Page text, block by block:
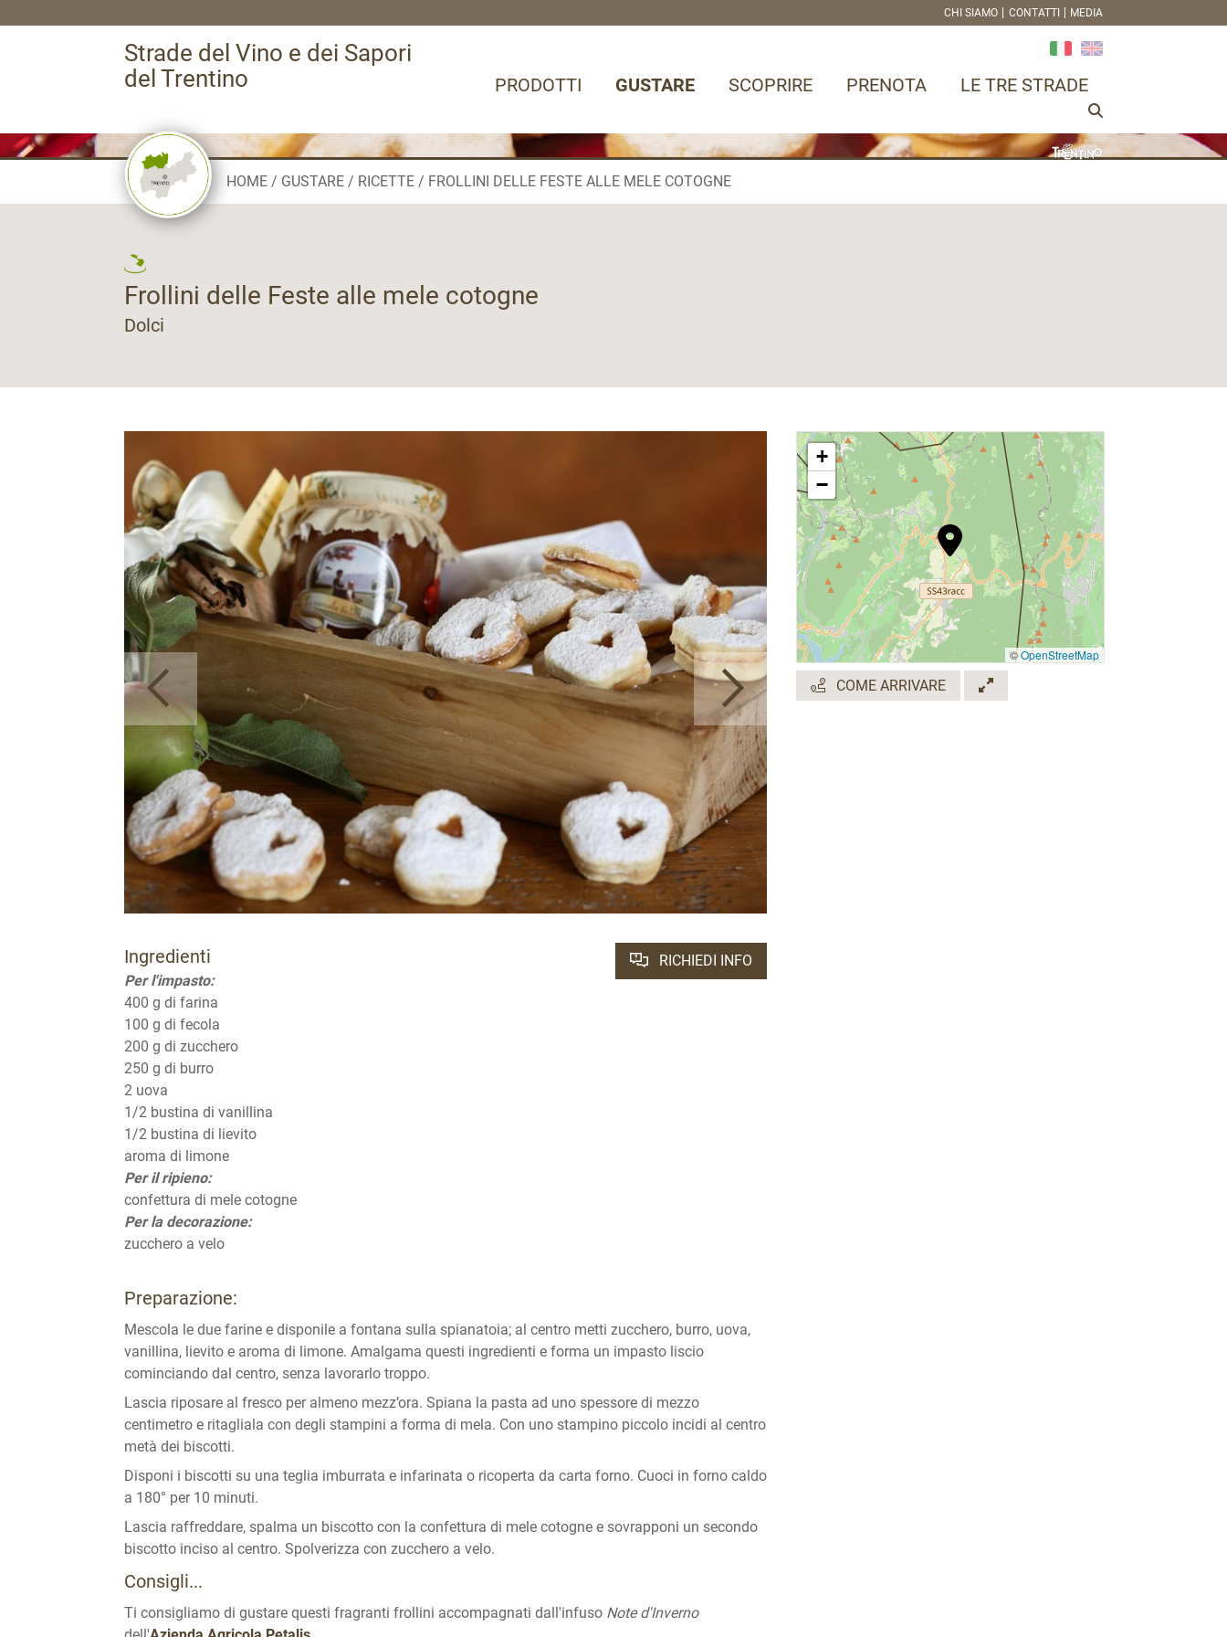
CHI SIAMO CONTATTI MEDIA
Strade del Vino e dei Sapori
del Trentino
PRODOTTI GUSTARE SCOPRIRE PRENOTA LE TRE STRADE
HOME GUSTARE RICETTE FROLLINI DELLE FESTE ALLE MELE COTOGNE
Frollini delle Feste alle mele cotogne
Dolci
Ingredienti
Per l'impasto:
400 g di farina
100 g di fecola
200 g di zucchero
250 g di burro
2 uova
1/2 bustina di vanillina
1/2 bustina di lievito
aroma di limone
Per il ripieno:
confettura di mele cotogne
Per la decorazione:
zucchero a velo
RICHIEDI INFO
Preparazione:
Mescola le due farine e disponile a fontana sulla spianatoia; al centro metti zucchero, burro, uova,
vanillina, lievito e aroma di limone. Amalgama questi ingredienti e forma un impasto liscio
cominciando dal centro, senza lavorarlo troppo.
Lascia riposare al fresco per almeno mezz’ora. Spiana la pasta ad uno spessore di mezzo
centimetro e ritagliala con degli stampini a forma di mela. Con uno stampino piccolo incidi al centro
metà dei biscotti.
Disponi i biscotti su una teglia imburrata e infarinata o ricoperta da carta forno. Cuoci in forno caldo
a 180° per 10 minuti.
Lascia raffreddare, spalma un biscotto con la confettura di mele cotogne e sovrapponi un secondo
biscotto inciso al centro. Spolverizza con zucchero a velo.
Consigli...
Ti consigliamo di gustare questi fragranti frollini accompagnati dall'infuso Note d'Inverno
+
−
©OpenStreetMap
COME ARRIVARE